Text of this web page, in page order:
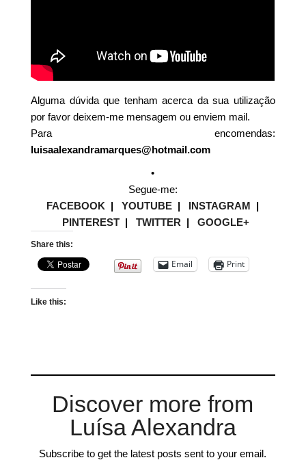
Alguma dúvida que tenham acerca da sua utilização
por favor deixem-me mensagem ou enviem mail.
Para encomendas:
luisaalexandramarques@hotmail.com
•
Segue-me:
FACEBOOK |YOUTUBE | INSTAGRAM |
PINTEREST| TWITTER | GOOGLE+
Share this:
Email Print
Like this:
Discover more from
Luísa Alexandra
Subscribe to get the latest posts sent to your email.